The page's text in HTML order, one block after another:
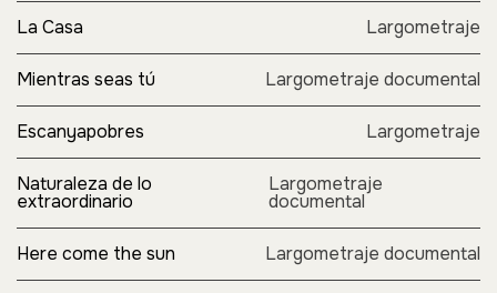
La Casa Largometraje
Mientras seas tú Largometraje documental
Escanyapobres Largometraje
Naturaleza de lo
extraordinario
Largometraje
documental
Here come the sun Largometraje documental